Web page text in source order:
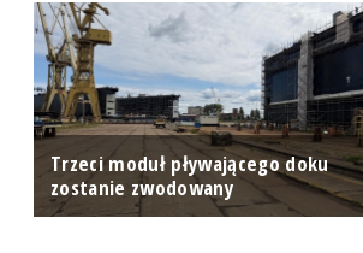
Trzeci moduł pływającego doku
zostanie zwodowany